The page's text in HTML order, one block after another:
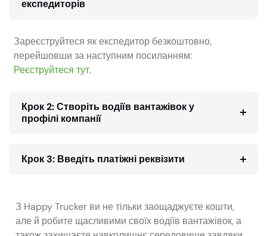
експедиторів
Зареєструйтеся як експедитор безкоштовно,
перейшовши за наступним посиланням:
Реєструйтеся тут.
Крок 2: Створіть водіїв вантажівок у
профілі компанії
Крок 3: Введіть платіжні реквізити
З Happy Trucker ви не тільки заощаджуєте кошти,
але й робите щасливими своїх водіїв вантажівок, а